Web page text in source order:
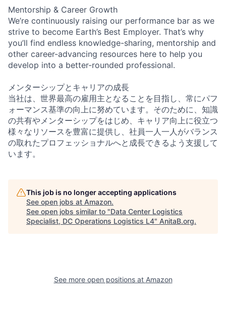
Mentorship & Career Growth
We’re continuously raising our performance bar as we
strive to become Earth’s Best Employer. That’s why
you’ll find endless knowledge-sharing, mentorship and
other career-advancing resources here to help you
develop into a better-rounded professional.
メンターシップとキャリアの成長
当社は、世界最高の雇用主となることを目指し、常にパフ
ォーマンス基準の向上に努めています。そのために、知識
の共有やメンターシップをはじめ、キャリア向上に役立つ
様々なリソースを豊富に提供し、社員一人一人がバランス
の取れたプロフェッショナルへと成長できるよう支援して
います。
This job is no longer accepting applications
See open jobs at Amazon.
See open jobs similar to "Data Center Logistics
Specialist, DC Operations Logistics L4" AnitaB.org.
See more open positions at Amazon